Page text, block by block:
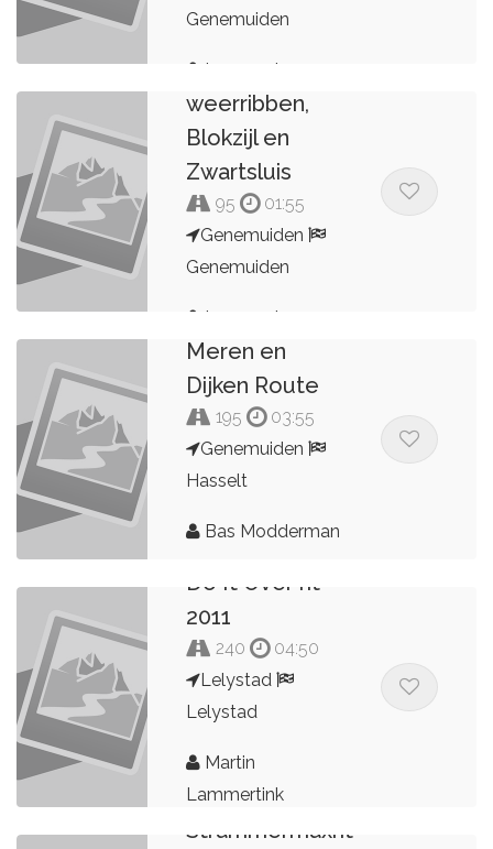
Genemuiden
Lau_on_tour
Route door de
weerribben,
Blokzijl en
Zwartsluis
95
01:55
Genemuiden
Genemuiden
Lau_on_tour
Meren en
Dijken Route
195
03:55
Genemuiden
Hasselt
Bas Modderman
Do It Over rit
2011
240
04:50
Lelystad
Lelystad
Martin
Lammertink
Strammermaxrit